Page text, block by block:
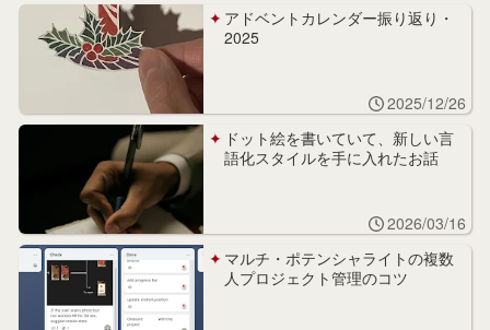
アドベントカレンダー振り返り・
2025
2025/12/26
ドット絵を書いていて、新しい言
語化スタイルを手に入れたお話
2026/03/16
マルチ・ポテンシャライトの複数
人プロジェクト管理のコツ